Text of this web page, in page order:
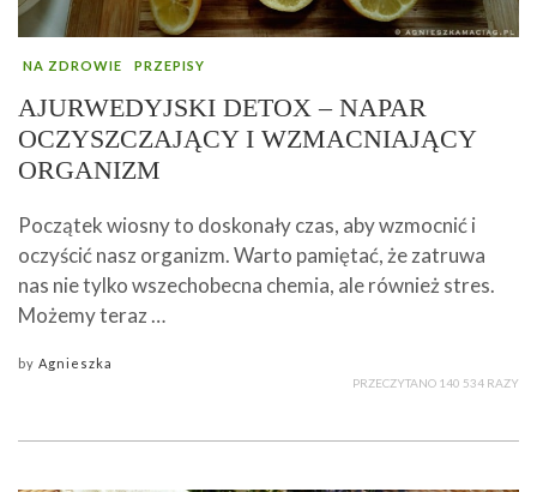
NA ZDROWIE PRZEPISY
AJURWEDYJSKI DETOX – NAPAR
OCZYSZCZAJĄCY I WZMACNIAJĄCY
ORGANIZM
Początek wiosny to doskonały czas, aby wzmocnić i
oczyścić nasz organizm. Warto pamiętać, że zatruwa
nas nie tylko wszechobecna chemia, ale również stres.
Możemy teraz …
by Agnieszka
PRZECZYTANO 140 534 RAZY